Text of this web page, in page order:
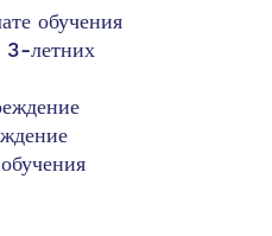
обучения
3-летних